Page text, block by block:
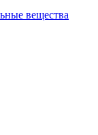
вещества